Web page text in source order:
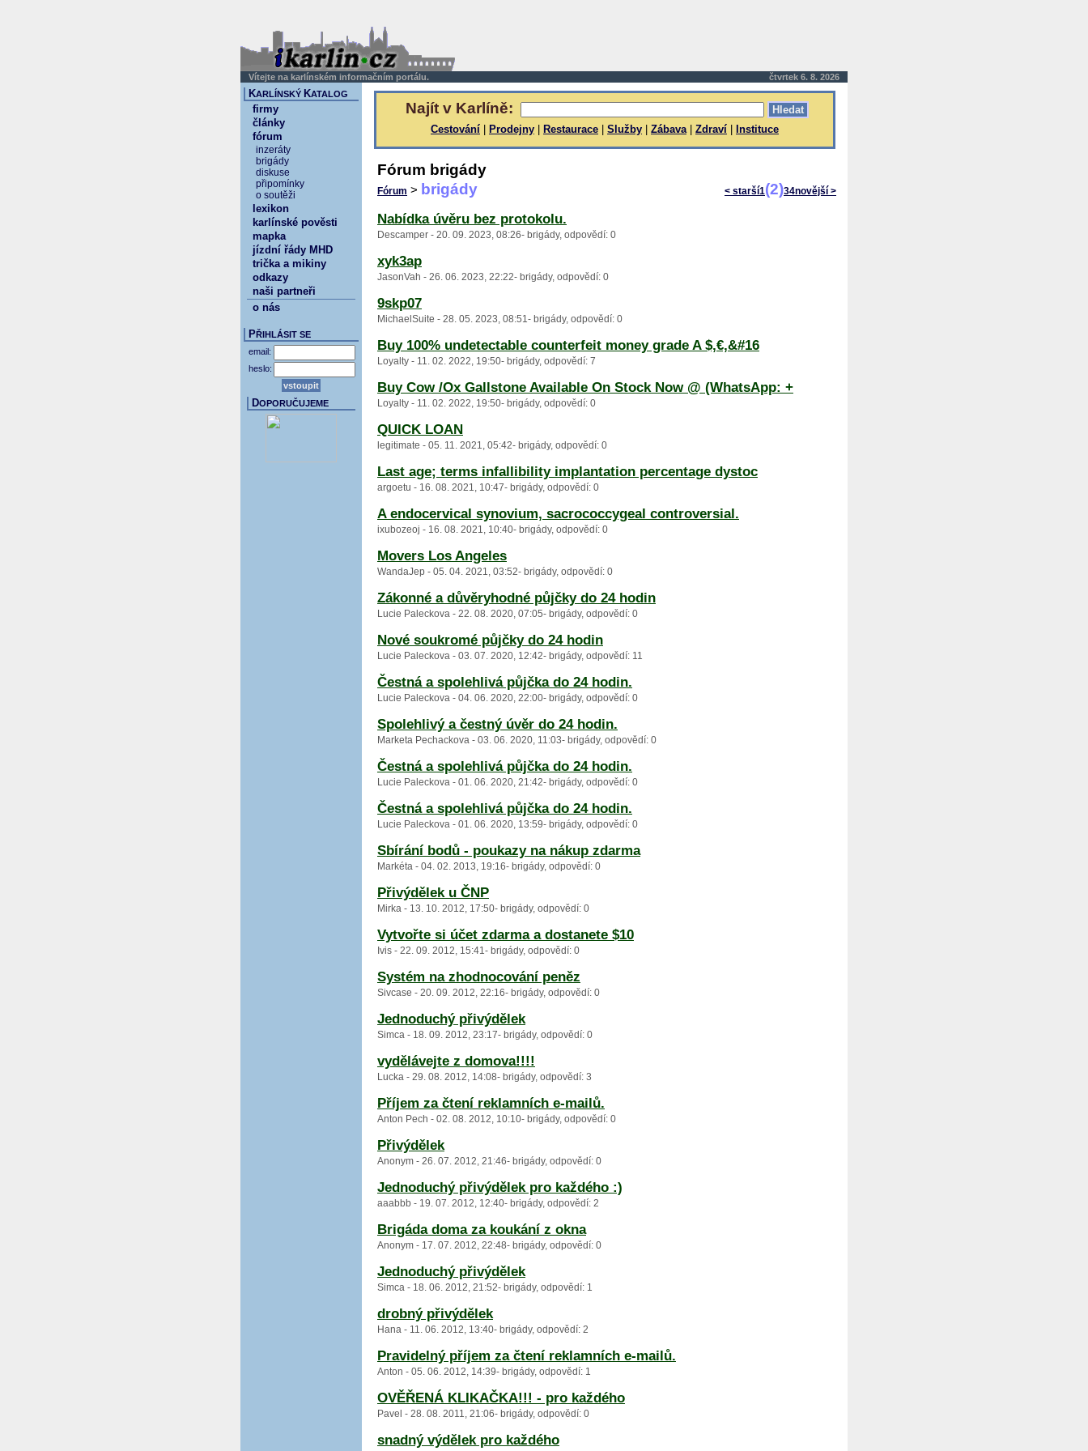
Vítejte na karlínském informačním portálu. čtvrtek 6. 8. 2026
Najít v Karlíně:
Cestování Prodejny Restaurace Služby Zábava| Zdraví Instituce
Fórum brigády
Fórum > brigády < starší1(2)34novější >
Nabídka úvěru bez protokolu.
Descamper - 20. 09. 2023, 08:26- brigády, odpovědí: 0
xyk3ap
JasonVah - 26. 06. 2023, 22:22- brigády, odpovědí: 0
9skp07
MichaelSuite - 28. 05. 2023, 08:51- brigády, odpovědí: 0
Buy 100% undetectable counterfeit money grade A $,€,&#16
Loyalty - 11. 02. 2022, 19:50- brigády, odpovědí: 7
Buy Cow /Ox Gallstone Available On Stock Now @ (WhatsApp: +
Loyalty - 11. 02. 2022, 19:50- brigády, odpovědí: 0
QUICK LOAN
legitimate - 05. 11. 2021, 05:42- brigády, odpovědí: 0
Last age; terms infallibility implantation percentage dystoc
argoetu - 16. 08. 2021, 10:47- brigády, odpovědí: 0
A endocervical synovium, sacrococcygeal controversial.
ixubozeoj - 16. 08. 2021, 10:40- brigády, odpovědí: 0
Movers Los Angeles
WandaJep - 05. 04. 2021, 03:52- brigády, odpovědí: 0
Zákonné a důvěryhodné půjčky do 24 hodin
Lucie Paleckova - 22. 08. 2020, 07:05- brigády, odpovědí: 0
Nové soukromé půjčky do 24 hodin
Lucie Paleckova - 03. 07. 2020, 12:42- brigády, odpovědí: 11
Čestná a spolehlivá půjčka do 24 hodin.
Lucie Paleckova - 04. 06. 2020, 22:00- brigády, odpovědí: 0
Spolehlivý a čestný úvěr do 24 hodin.
Marketa Pechackova - 03. 06. 2020, 11:03- brigády, odpovědí: 0
Čestná a spolehlivá půjčka do 24 hodin.
Lucie Paleckova - 01. 06. 2020, 21:42- brigády, odpovědí: 0
Čestná a spolehlivá půjčka do 24 hodin.
Lucie Paleckova - 01. 06. 2020, 13:59- brigády, odpovědí: 0
Sbírání bodů - poukazy na nákup zdarma
Markéta - 04. 02. 2013, 19:16- brigády, odpovědí: 0
Přivýdělek u ČNP
Mirka - 13. 10. 2012, 17:50- brigády, odpovědí: 0
Vytvořte si účet zdarma a dostanete $10
Ivis - 22. 09. 2012, 15:41- brigády, odpovědí: 0
Systém na zhodnocování peněz
Sivcase - 20. 09. 2012, 22:16- brigády, odpovědí: 0
Jednoduchý přivýdělek
Simca - 18. 09. 2012, 23:17- brigády, odpovědí: 0
vydělávejte z domova!!!!
Lucka - 29. 08. 2012, 14:08- brigády, odpovědí: 3
Příjem za čtení reklamních e-mailů.
Anton Pech - 02. 08. 2012, 10:10- brigády, odpovědí: 0
Přivýdělek
Anonym - 26. 07. 2012, 21:46- brigády, odpovědí: 0
Jednoduchý přivýdělek pro každého :)
aaabbb - 19. 07. 2012, 12:40- brigády, odpovědí: 2
Brigáda doma za koukání z okna
Anonym - 17. 07. 2012, 22:48- brigády, odpovědí: 0
Jednoduchý přivýdělek
Simca - 18. 06. 2012, 21:52- brigády, odpovědí: 1
drobný přivýdělek
Hana - 11. 06. 2012, 13:40- brigády, odpovědí: 2
Pravidelný příjem za čtení reklamních e-mailů.
Anton - 05. 06. 2012, 14:39- brigády, odpovědí: 1
OVĚŘENÁ KLIKAČKA!!! - pro každého
Pavel - 28. 08. 2011, 21:06- brigády, odpovědí: 0
snadný výdělek pro každého
KARLÍNSKÝ KATALOG
firmy
články
fórum
inzeráty
brigády
diskuse
připomínky
o soutěži
lexikon
karlínské pověsti
mapka
jízdní řády MHD
trička a mikiny
odkazy
naši partneři
o nás
PŘIHLÁSIT SE
email:
heslo:
DOPORUČUJEME